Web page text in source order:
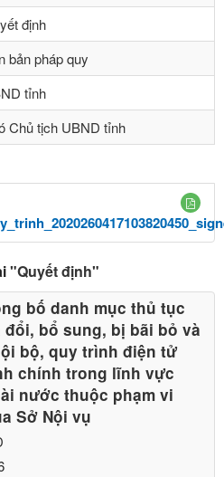
định
bản pháp quy
tỉnh
Chủ tịch UBND tỉnh
"Quyết định"
bố danh mục thủ tục
bổ sung, bị bãi bỏ và
bộ, quy trình điện tử
chính trong lĩnh vực
nước thuộc phạm vi
Sở Nội vụ